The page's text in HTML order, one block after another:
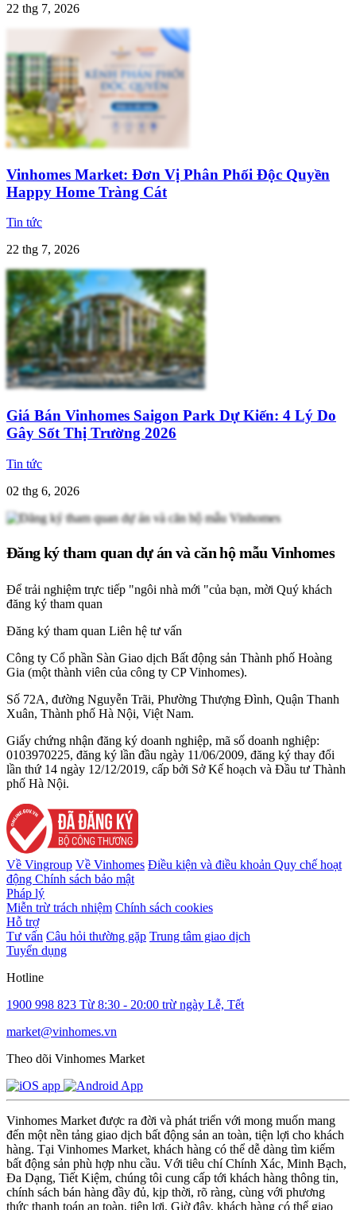
22 thg 7, 2026
Vinhomes Market: Đơn Vị Phân Phối Độc Quyền
Happy Home Tràng Cát
Tin tức
22 thg 7, 2026
Giá Bán Vinhomes Saigon Park Dự Kiến: 4 Lý Do
Gây Sốt Thị Trường 2026
Tin tức
02 thg 6, 2026
Đăng ký tham quan dự án và căn hộ mẫu Vinhomes
Để trải nghiệm trực tiếp "ngôi nhà mới "của bạn, mời Quý khách
đăng ký tham quan
Đăng ký tham quan Liên hệ tư vấn
Công ty Cổ phần Sàn Giao dịch Bất động sản Thành phố Hoàng
Gia (một thành viên của công ty CP Vinhomes).
Số 72A, đường Nguyễn Trãi, Phường Thượng Đình, Quận Thanh
Xuân, Thành phố Hà Nội, Việt Nam.
Giấy chứng nhận đăng ký doanh nghiệp, mã số doanh nghiệp:
0103970225, đăng ký lần đầu ngày 11/06/2009, đăng ký thay đổi
lần thứ 14 ngày 12/12/2019, cấp bởi Sở Kế hoạch và Đầu tư Thành
phố Hà Nội.
Về Vingroup Về Vinhomes Điều kiện và điều khoản Quy chế hoạt
động Chính sách bảo mật
Pháp lý
Miễn trừ trách nhiệm Chính sách cookies
Hỗ trợ
Tư vấn Câu hỏi thường gặp Trung tâm giao dịch
Tuyển dụng
Hotline
1900 998 823 Từ 8:30 - 20:00 trừ ngày Lễ, Tết
market@vinhomes.vn
Theo dõi Vinhomes Market
Vinhomes Market được ra đời và phát triển với mong muốn mang
đến một nền tảng giao dịch bất động sản an toàn, tiện lợi cho khách
hàng. Tại Vinhomes Market, khách hàng có thể dễ dàng tìm kiếm
bất động sản phù hợp nhu cầu. Với tiêu chí Chính Xác, Minh Bạch,
Đa Dạng, Tiết Kiệm, chúng tôi cung cấp tới khách hàng thông tin,
chính sách bán hàng đầy đủ, kịp thời, rõ ràng, cùng với phương
thức thanh toán an toàn, tiện lợi. Giờ đây, khách hàng có thể giao